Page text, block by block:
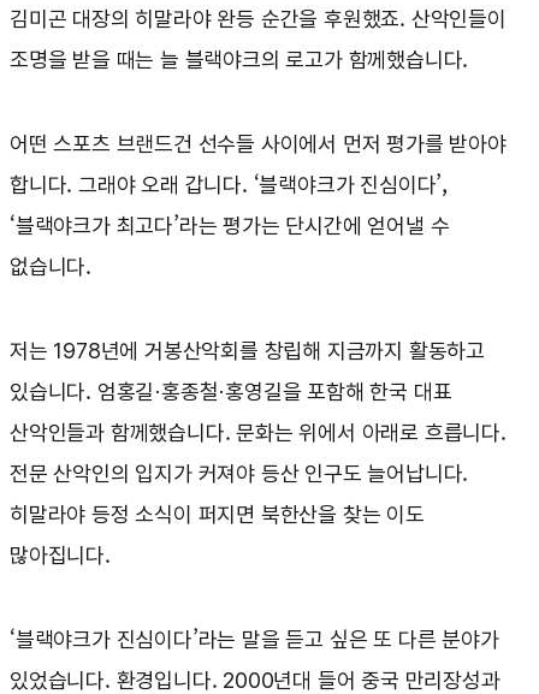
김미곤 대장의 히말라야 완등 순간을 후원했죠. 산악인들이
조명을 받을 때는 늘 블랙야크의 로고가 함께했습니다.
어떤 스포츠 브랜드건 선수들 사이에서 먼저 평가를 받아야
합니다. 그래야 오래 갑니다. ‘블랙야크가 진심이다’,
‘블랙야크가 최고다’라는 평가는 단시간에 얻어낼 수
없습니다.
저는 1978년에 거봉산악회를 창립해 지금까지 활동하고
있습니다. 엄홍길·홍종철·홍영길을 포함해 한국 대표
산악인들과 함께했습니다. 문화는 위에서 아래로 흐릅니다.
전문 산악인의 입지가 커져야 등산 인구도 늘어납니다.
히말라야 등정 소식이 퍼지면 북한산을 찾는 이도
많아집니다.
‘블랙야크가 진심이다’라는 말을 듣고 싶은 또 다른 분야가
있었습니다. 환경입니다. 2000년대 들어 중국 만리장성과